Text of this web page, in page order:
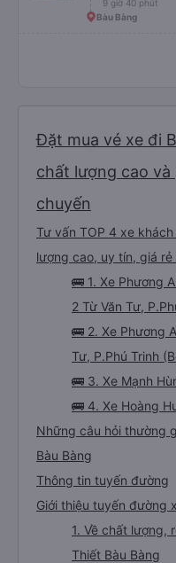
9 giờ 40 phút
Bàu Bàng
Đặt mua vé xe đi
chất lượng cao và
chuyến
Tư vấn TOP 4 xe
lượng cao, uy tín, giá
🚌 1. Xe Phương
2 Từ Văn Tư,
🚌 2. Xe Phương
Tư, P.Phú Trinh
🚌 3. Xe Mạnh
🚌 4. Xe Hoàng
Những câu hỏi thường
Bàu Bàng
Thông tin tuyến đường
Giới thiệu tuyến đường
1. Về chất lượng,
Thiết Bàu Bàng